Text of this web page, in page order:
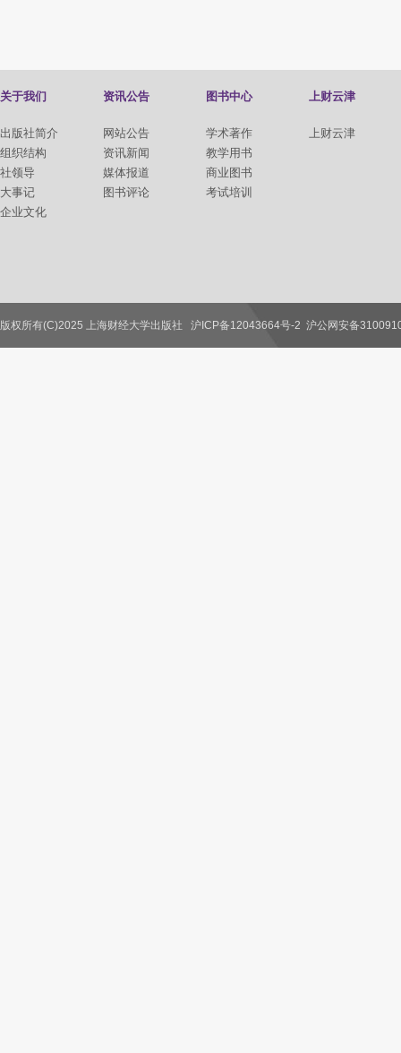
关于我们
出版社简介
组织结构
社领导
大事记
企业文化
资讯公告
网站公告
资讯新闻
媒体报道
图书评论
图书中心
学术著作
教学用书
商业图书
考试培训
上财云津
上财云津
联系我们
版权所有(C)2025 上海财经大学出版社 沪ICP备12043664号-2 沪公网安备